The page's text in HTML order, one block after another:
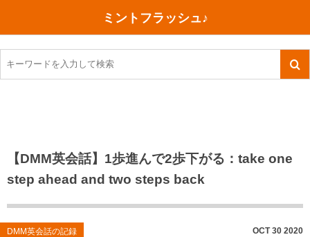
ミントフラッシュ♪
【DMM英会話】1歩進んで2歩下がる：take one
step ahead and two steps back
DMM英会話の記録 OCT 30 2020
TOEIC感想・結果
TOEIC800点への道
TOEIC（作戦・ノウハウなど）
今日買った本
ご朱印帳めぐり
川越（埼玉県）
沖縄
ファスティング
コスメ
ダイエット
食べ物
今日の一枚
月、星、宇宙